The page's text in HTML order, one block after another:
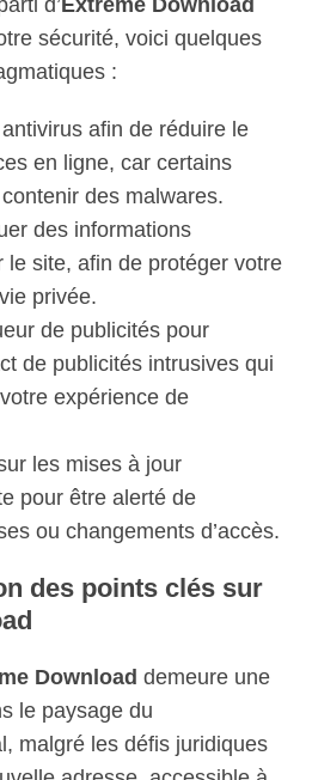
sécurité, voici quelques
:
afin de réduire le
en ligne, car certains
des malwares.
des informations
le site, afin de protéger votre
privée.
de publicités pour
de publicités intrusives qui
expérience de
les mises à jour
pour être alerté de
ou changements d’accès.
des points clés sur
Download demeure une
le paysage du
malgré les défis juridiques